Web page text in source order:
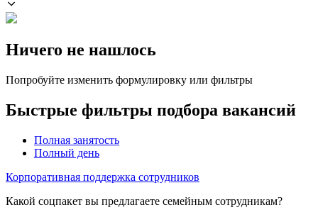
Ничего не нашлось
Попробуйте изменить формулировку или фильтры
Быстрые фильтры подбора вакансий
Полная занятость
Полный день
Корпоративная поддержка сотрудников
Какой соцпакет вы предлагаете семейным сотрудникам?